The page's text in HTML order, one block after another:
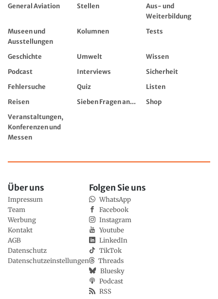
General Aviation
Stellen
Aus- und
Weiterbildung
Museen und
Ausstellungen
Kolumnen Tests
Geschichte Umwelt
Wissen
Podcast
Interviews
Sicherheit
Fehlersuche
Quiz
Listen
Reisen
Sieben Fragen an...
Shop
Veranstaltungen,
Konferenzen und
Messen
Über uns
Impressum
Team
Werbung
Kontakt
AGB
Datenschutz
Datenschutzeinstellungen
Folgen Sie uns
WhatsApp
Facebook
Instagram
Youtube
LinkedIn
TikTok
Threads
Bluesky
Podcast
RSS